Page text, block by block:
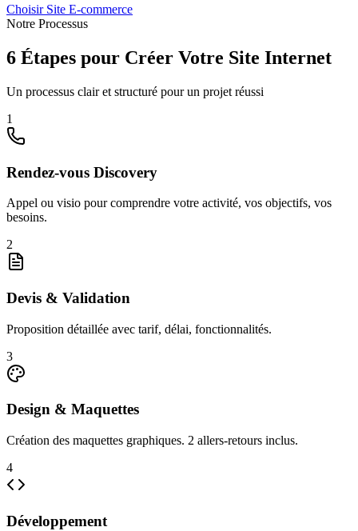
Choisir Site E-commerce
Notre Processus
6 Étapes pour Créer Votre Site Internet
Un processus clair et structuré pour un projet réussi
1
Rendez-vous Discovery
Appel ou visio pour comprendre votre activité, vos objectifs, vos
besoins.
2
Devis & Validation
Proposition détaillée avec tarif, délai, fonctionnalités.
3
Design & Maquettes
Création des maquettes graphiques. 2 allers-retours inclus.
4
Développement